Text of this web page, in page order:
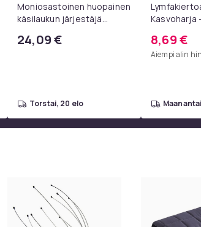
Moniosastoinen huopainen
käsilaukun järjestäjä
laukun järjestäjä, jossa 7
24,09 €
torstai, 20 elo
Kasvoharja
8,69 €
Aiempi alin